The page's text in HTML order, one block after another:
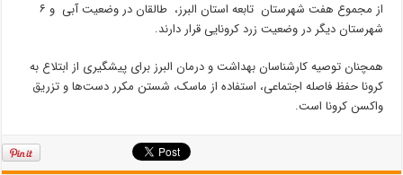
از مجموع هفت شهرستان تابعه استان البرز، طالقان در وضعیت آبی و ۶
شهرستان دیگر در وضعیت زرد کرونایی قرار دارند.
همچنان توصیه کارشناسان بهداشت و درمان البرز برای پیشگیری از ابتلاع به
کرونا حفظ فاصله اجتماعی، استفاده از ماسک، شستن مکرر دست‌ها و تزریق
واکسن کرونا است.